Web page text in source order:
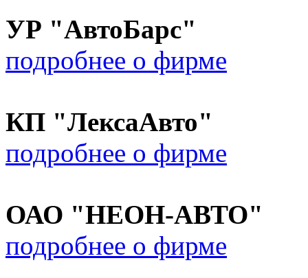
УР "АвтоБарс"
подробнее о фирме
КП "ЛексаАвто"
подробнее о фирме
ОАО "НЕОН-АВТО"
подробнее о фирме